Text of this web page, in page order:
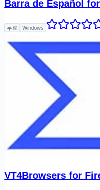
Barra de Español
무료 Windows
VT4Browsers for